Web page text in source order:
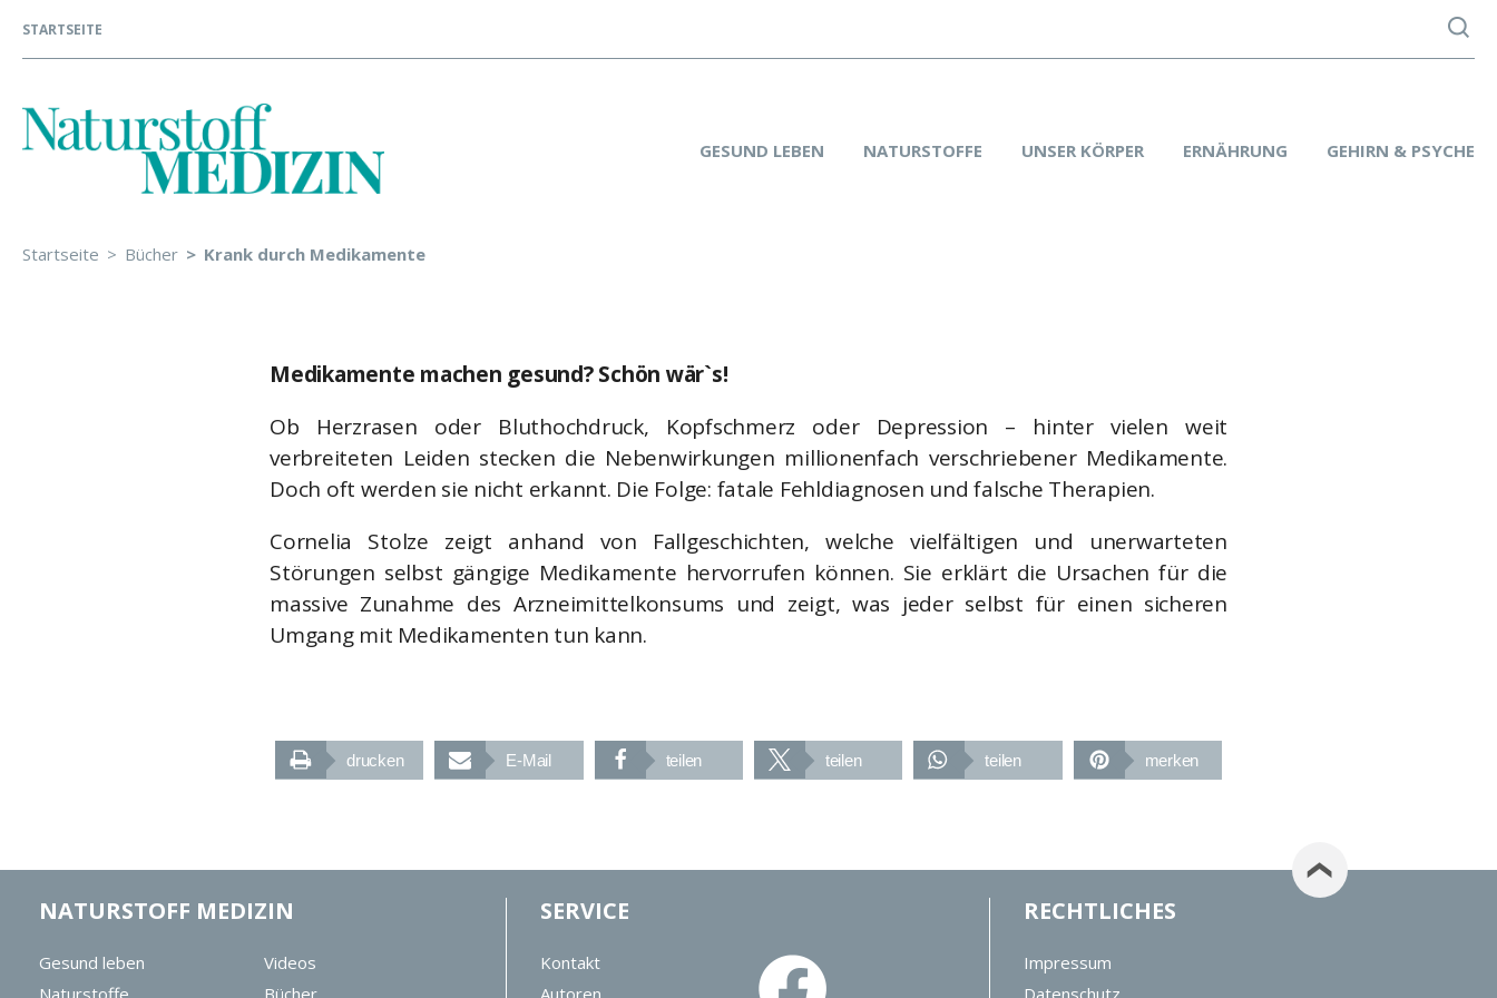
STARTSEITE
GESUND LEBEN NATURSTOFFE UNSER KÖRPER ERNÄHRUNG GEHIRN & PSYCHE
Startseite Bücher Krank durch Medikamente
Medikamente machen gesund? Schön wär`s!
Ob Herzrasen oder Bluthochdruck, Kopfschmerz oder Depression – hinter vielen weit
verbreiteten Leiden stecken die Nebenwirkungen millionenfach verschriebener Medikamente.
Doch oft werden sie nicht erkannt. Die Folge: fatale Fehldiagnosen und falsche Therapien.
Cornelia Stolze zeigt anhand von Fallgeschichten, welche vielfältigen und unerwarteten
Störungen selbst gängige Medikamente hervorrufen können. Sie erklärt die Ursachen für die
massive Zunahme des Arzneimittelkonsums und zeigt, was jeder selbst für einen sicheren
Umgang mit Medikamenten tun kann.
drucken E-Mail teilen teilen teilen merken
NATURSTOFF MEDIZIN
Gesund leben
Naturstoffe
Videos
Bücher
SERVICE
Kontakt
Autoren
RECHTLICHES
Impressum
Datenschutz